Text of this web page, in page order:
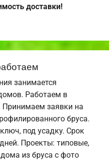
доставки!
занимается
Работаем в
Принимаем заявки на
бруса.
под усадку. Срок
Проекты: типовые,
из бруса с фото